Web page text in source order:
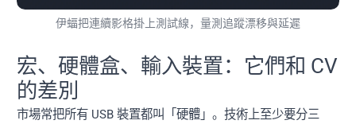
伊蝠把連續影格掛上測試線，量測追蹤漂移與延遲
宏、硬體盒、輸入裝置：它們和 CV
的差別
市場常把所有 USB 裝置都叫「硬體」。技術上至少要分三